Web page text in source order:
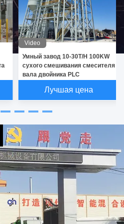
Video
Умный завод 10-30T/H 100KW
сухого смешивания смесителя
вала двойника PLC
Лучшая цена